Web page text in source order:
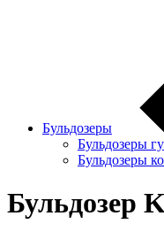
Бульдозеры
Бульдозеры
Бульдозеры
Бульдозер